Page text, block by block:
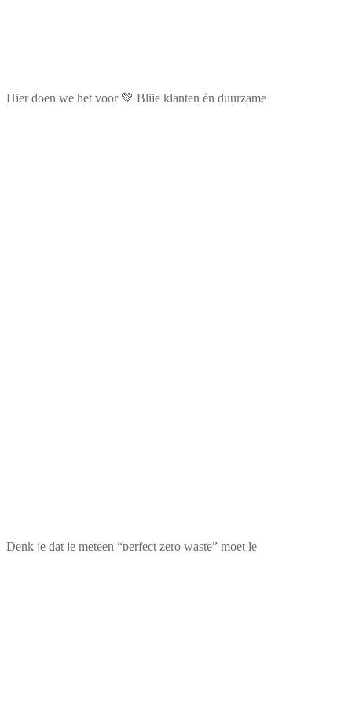
Hier doen we het voor 💚 Blije klanten én duurzame
Denk je dat je meteen “perfect zero waste” moet le